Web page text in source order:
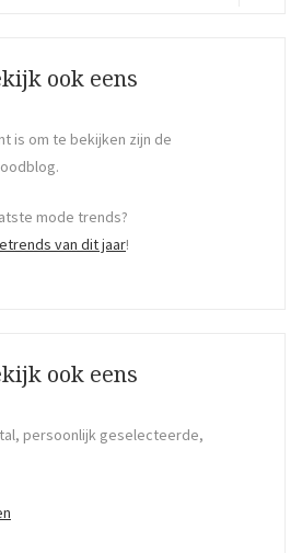
ook eens
is om te bekijken zijn de
mode trends?
van dit jaar!
ook eens
persoonlijk geselecteerde,